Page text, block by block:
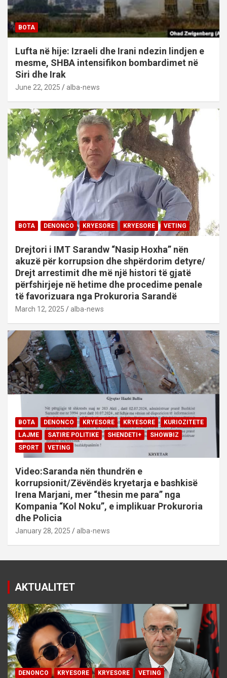
BOTA
Lufta në hije: Izraeli dhe Irani ndezin lindjen e
mesme, SHBA intensifikon bombardimet në
Siri dhe Irak
June 22, 2025 alba-news
BOTA DENONCO KRYESORE KRYESORE VETING
Drejtori i IMT Sarandw “Nasip Hoxha” nën
akuzë për korrupsion dhe shpërdorim detyre/
Drejt arrestimit dhe më një histori të gjatë
përfshirjeje në hetime dhe procedime penale
të favorizuara nga Prokuroria Sarandë
March 12, 2025 alba-news
BOTA DENONCO KRYESORE KRYESORE
KURIOZITETE
LAJME
SATIRE POLITIKE SHENDETI+
SHOWBIZ
SPORT
VETING
Video:Saranda nën thundrën e
korrupsionit/Zëvëndës kryetarja e bashkisë
Irena Marjani, mer “thesin me para” nga
Kompania “Kol Noku”, e implikuar Prokuroria
dhe Policia
January 28, 2025 alba-news
AKTUALITET
DENONCO KRYESORE KRYESORE VETING